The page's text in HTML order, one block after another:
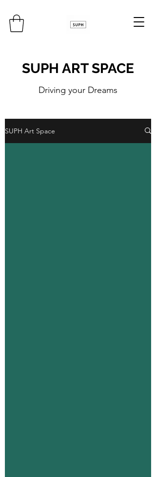
SUPH ART SPACE
Driving your Dreams
SUPH Art Space